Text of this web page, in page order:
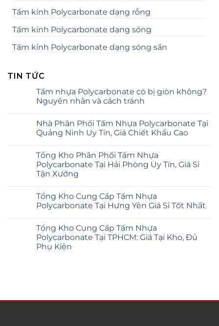
Tấm kính Polycarbonate dạng rỗng
Tấm kính Polycarbonate dạng sóng
Tấm kính Polycarbonate dạng sóng sần
TIN TỨC
Tấm nhựa Polycarbonate có bị giòn không?
Nguyên nhân và cách tránh
Nhà Phân Phối Tấm Nhựa Polycarbonate Tại
Quảng Ninh Uy Tín, Giá Chiết Khấu Cao
Tổng Kho Phân Phối Tấm Nhựa
Polycarbonate Tại Hải Phòng Uy Tín, Giá Sỉ
Tận Xưởng
Tổng Kho Cung Cấp Tấm Nhựa
Polycarbonate Tại Hưng Yên Giá Sỉ Tốt Nhất
Tổng Kho Cung Cấp Tấm Nhựa
Polycarbonate Tại TPHCM: Giá Tại Kho, Đủ
Phụ Kiện